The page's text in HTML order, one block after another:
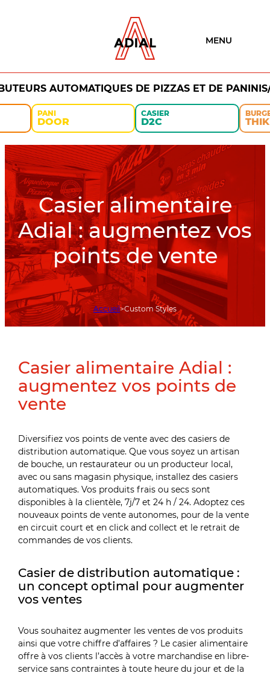
MENU
AUTOMATIQUES DE PIZZAS ET DE
PANI
DOOR
CASIER
D2C THIK
Casier alimentaire
Adial : augmentez vos
points de vente
Accueil Custom Styles
Casier alimentaire Adial :
augmentez vos points de
vente
Diversifiez vos points de vente avec des casiers de
distribution automatique. Que vous soyez un artisan
de bouche, un restaurateur ou un producteur local,
avec ou sans magasin physique, installez des casiers
automatiques. Vos produits frais ou secs sont
disponibles à la clientèle, 7j/7 et 24 h / 24. Adoptez ces
nouveaux points de vente autonomes, pour de la vente
en circuit court et en click and collect et le retrait de
commandes de vos clients.
Casier de distribution automatique :
un concept optimal pour augmenter
vos ventes
Vous souhaitez augmenter les ventes de vos produits
ainsi que votre chiffre d’affaires ? Le casier alimentaire
offre à vos clients l’accès à votre marchandise en libre-
service sans contraintes à toute heure du jour et de la